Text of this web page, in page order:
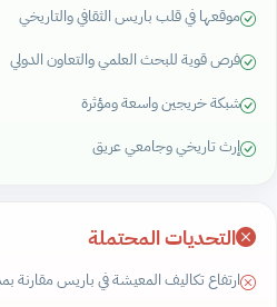
موقعها في قلب باريس الثقافي والتاريخي
فرص قوية للبحث العلمي والتعاون الدولي
شبكة خريجين واسعة ومؤثرة
إرث تاريخي وجامعي عريق
التحديات المحتملة
ارتفاع تكاليف المعيشة في باريس مقارنة